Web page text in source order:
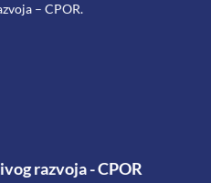
– CPOR.
razvoja - CPOR